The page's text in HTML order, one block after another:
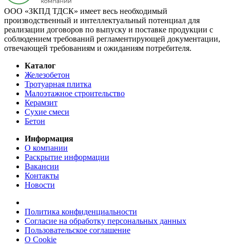
ООО «ЗКПД ТДСК» имеет весь необходимый
производственный и интеллектуальный потенциал для
реализации договоров по выпуску и поставке продукции с
соблюдением требований регламентирующей документации,
отвечающей требованиям и ожиданиям потребителя.
Каталог
Железобетон
Тротуарная плитка
Малоэтажное строительство
Керамзит
Сухие смеси
Бетон
Информация
О компании
Раскрытие информации
Вакансии
Контакты
Новости
Политика конфиденциальности
Согласие на обработку персональных данных
Пользовательское соглашение
О Cookie